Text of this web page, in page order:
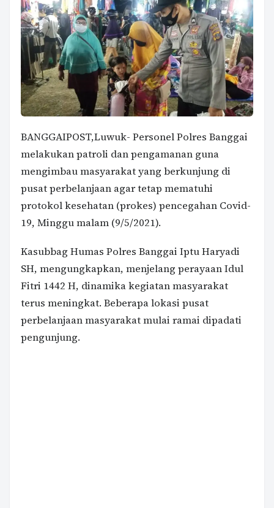
BANGGAIPOST,Luwuk- Personel Polres Banggai
melakukan patroli dan pengamanan guna
mengimbau masyarakat yang berkunjung di
pusat perbelanjaan agar tetap mematuhi
protokol kesehatan (prokes) pencegahan Covid-
19, Minggu malam (9/5/2021).
Kasubbag Humas Polres Banggai Iptu Haryadi
SH, mengungkapkan, menjelang perayaan Idul
Fitri 1442 H, dinamika kegiatan masyarakat
terus meningkat. Beberapa lokasi pusat
perbelanjaan masyarakat mulai ramai dipadati
pengunjung.